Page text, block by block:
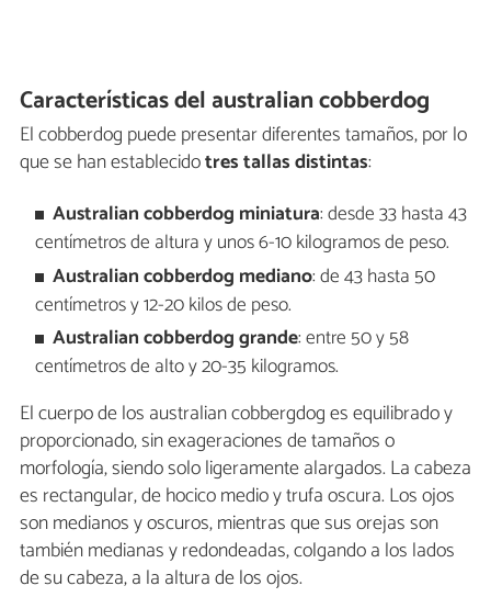
Características del australian cobberdog
El cobberdog puede presentar diferentes tamaños, por lo
que se han establecidotres tallas distintas:
Australian cobberdog miniatura: desde 33 hasta 43
centímetros de altura y unos 6-10 kilogramos de peso.
Australian cobberdog mediano: de 43 hasta 50
centímetros y 12-20 kilos de peso.
Australian cobberdog grande: entre 50 y 58
centímetros de alto y 20-35 kilogramos.
El cuerpo de los australian cobbergdog es equilibrado y
proporcionado, sin exageraciones de tamaños o
morfología, siendo solo ligeramente alargados. La cabeza
es rectangular, de hocico medio y trufa oscura. Los ojos
son medianos y oscuros, mientras que sus orejas son
también medianas y redondeadas, colgando a los lados
de su cabeza, a la altura de los ojos.